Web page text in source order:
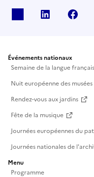
Linkedin
Événements nationaux
Semaine de la langue
Nuit européenne des musées
Rendez-vous aux jardins
Fête de la musique
Journées européennes du
Journées nationales de
Menu
Programme